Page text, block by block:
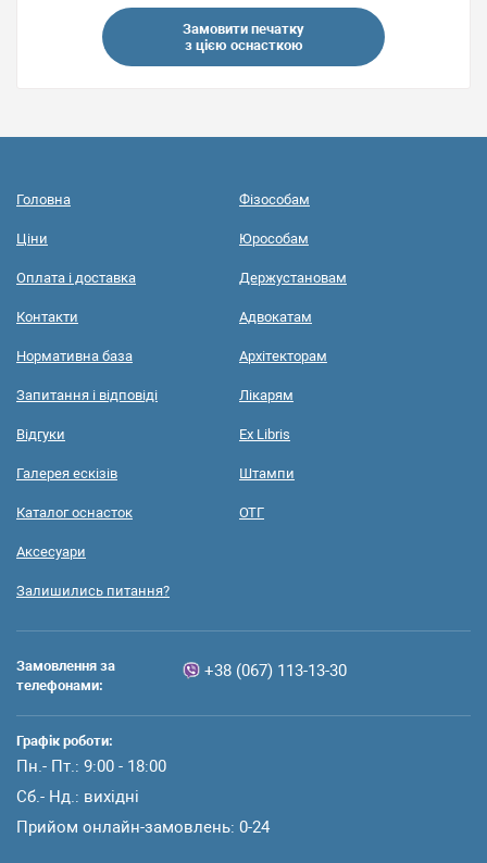
Замовити печатку
з цією оснасткою
Головна
Ціни
Оплата і доставка
Контакти
Нормативна база
Запитання і відповіді
Відгуки
Галерея ескізів
Каталог оснасток
Аксесуари
Залишились питання?
Фізособам
Юрособам
Держустановам
Адвокатам
Архітекторам
Лікарям
Ex Libris
Штампи
ОТГ
Замовлення за
телефонами:
+38 (067) 113-13-30
Графік роботи:
Пн.- Пт.: 9:00 - 18:00
Сб.- Нд.: вихідні
Прийом онлайн-замовлень: 0-24